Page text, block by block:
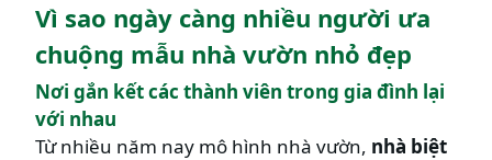
Vì sao ngày càng nhiều người ưa
chuộng mẫu nhà vườn nhỏ đẹp
Nơi gắn kết các thành viên trong gia đình lại
với nhau
Từ nhiều năm nay mô hình nhà vườn, nhà biệt